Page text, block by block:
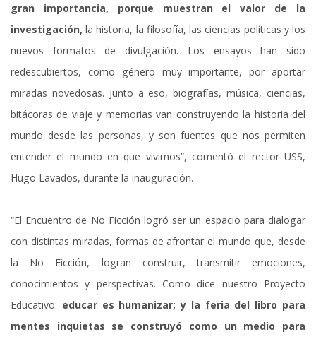
gran importancia, porque muestran el valor de la
investigación, la historia, la filosofía, las ciencias políticas y los
nuevos formatos de divulgación. Los ensayos han sido
redescubiertos, como género muy importante, por aportar
miradas novedosas. Junto a eso, biografías, música, ciencias,
bitácoras de viaje y memorias van construyendo la historia del
mundo desde las personas, y son fuentes que nos permiten
entender el mundo en que vivimos”, comentó el rector USS,
Hugo Lavados, durante la inauguración.
“El Encuentro de No Ficción logró ser un espacio para dialogar
con distintas miradas, formas de afrontar el mundo que, desde
la No Ficción, logran construir, transmitir emociones,
conocimientos y perspectivas. Como dice nuestro Proyecto
Educativo: educar es humanizar; y la feria del libro para
mentes inquietas se construyó como un medio para